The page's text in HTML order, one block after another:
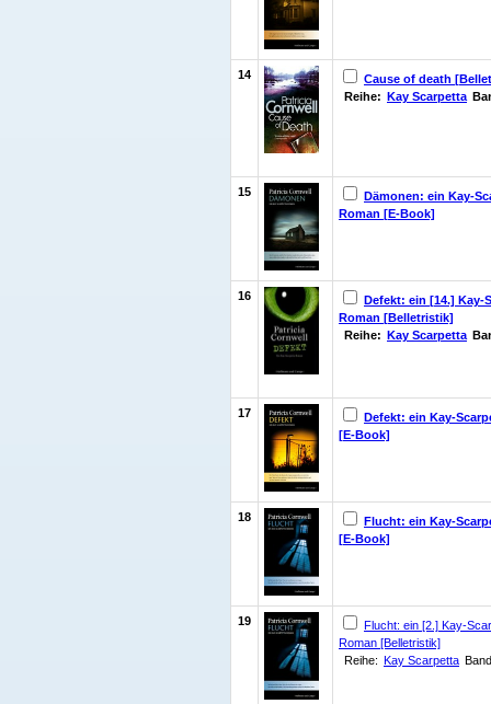
14
Cause of death
Reihe: Kay Scarpetta
15
Dämonen: ein Kay-
Roman [E-Book]
16
Defekt: ein [14.] Kay-
Roman [Belletristik]
Reihe: Kay Scarpetta
17
Defekt: ein Kay-
[E-Book]
18
Flucht: ein Kay-
[E-Book]
19
Flucht: ein [2.] Kay-
Roman [Belletristik]
Reihe: Kay Scarpetta